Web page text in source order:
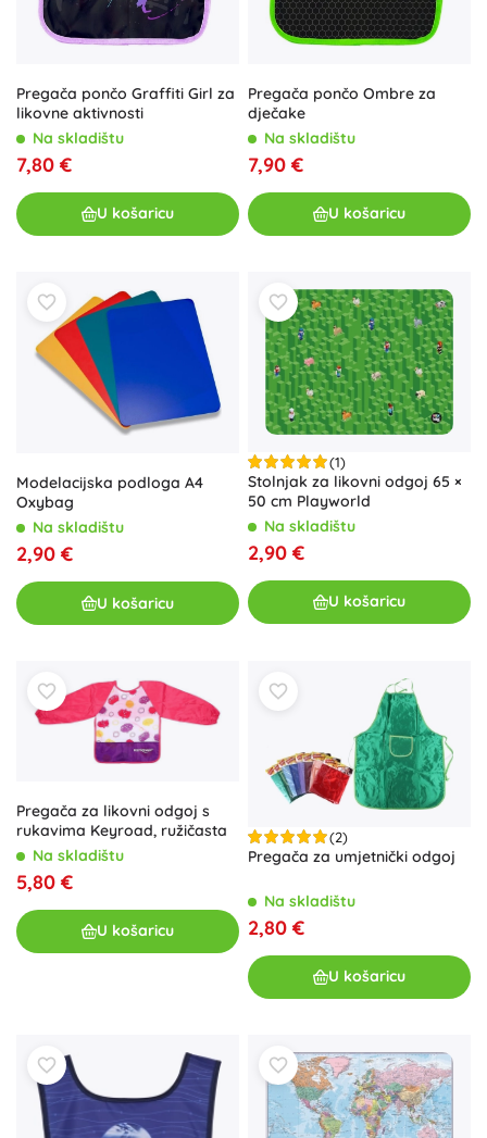
Pregača pončo Graffiti Girl za
likovne aktivnosti
Na skladištu
7,80 €
U košaricu
Pregača pončo Ombre za
dječake
Na skladištu
7,90 €
U košaricu
Modelacijska podloga A4
Oxybag
Na skladištu
2,90 €
U košaricu
(1)
Stolnjak za likovni odgoj 65 ×
50 cm Playworld
Na skladištu
2,90 €
U košaricu
Pregača za likovni odgoj s
rukavima Keyroad, ružičasta
Na skladištu
5,80 €
U košaricu
(2)
Pregača za umjetnički odgoj
Na skladištu
2,80 €
U košaricu